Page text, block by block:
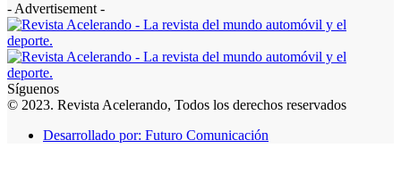
- Advertisement -
Síguenos
© 2023. Revista Acelerando, Todos los derechos reservados
Desarrollado por: Futuro Comunicación